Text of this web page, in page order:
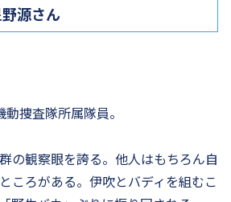
源さん
捜査隊所属隊員。
の観察眼を誇る。他人はもちろん自
ころがある。伊吹とバディを組むこ